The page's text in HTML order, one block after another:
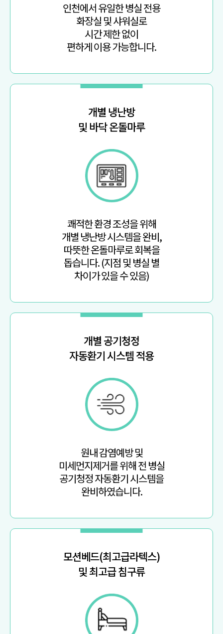
인천에서 유일한 병실 전용
화장실 및 샤워실로
시간 제한 없이
편하게 이용 가능합니다.
개별 냉난방
및 바닥 온돌마루
쾌적한 환경 조성을 위해
개별 냉난방 시스템을 완비,
따뜻한 온돌마루로 회복을
돕습니다. (지점 및 병실 별
차이가 있을 수 있음)
개별 공기청정
자동환기 시스템 적용
원내 감염예방 및
미세먼지제거를 위해 전 병실
공기청정 자동환기 시스템을
완비하였습니다.
모션베드(최고급라텍스)
및 최고급 침구류